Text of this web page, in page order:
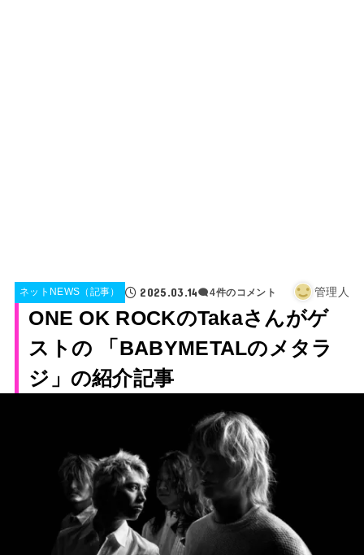
ネットNEWS（記事） 2025.03.14 4件のコメント 管理人
ONE OK ROCKのTakaさんがゲ
ストの 「BABYMETALのメタラ
ジ」の紹介記事